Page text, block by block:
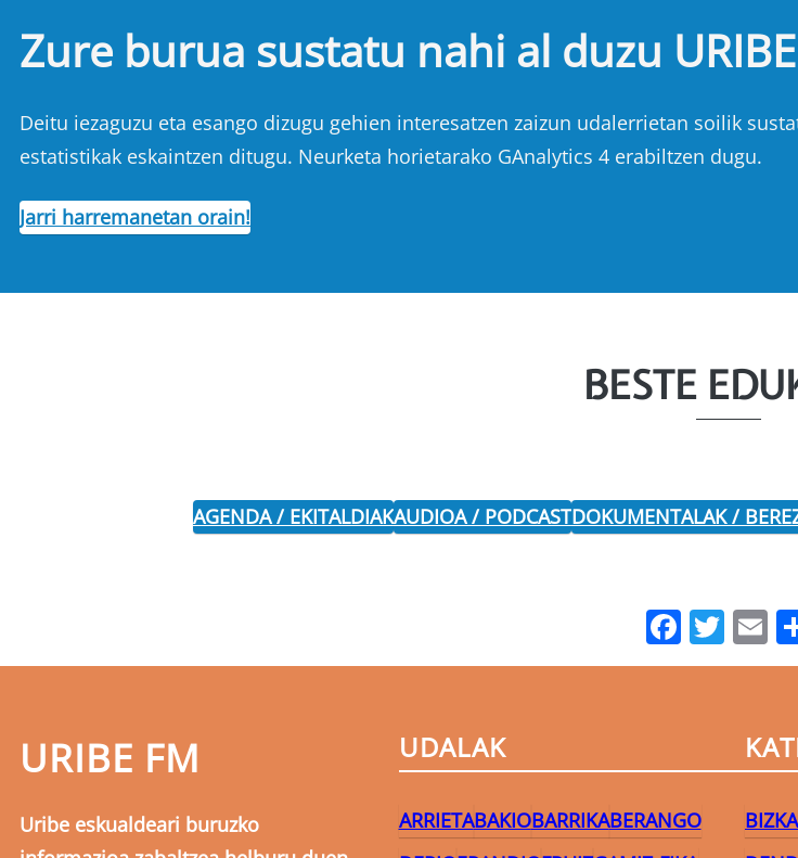
Zure burua sustatu nahi al duzu
Deitu iezaguzu eta esango dizugu gehien interesatzen zaizun udalerrietan soilik
estatistikak eskaintzen ditugu. Neurketa horietarako GAnalytics 4 erabiltzen dugu.
Jarri harremanetan orain!
BESTE
AGENDA / EKITALDIAKAUDIOA / PODCASTDOKUMENTALAK /
URIBE FM
Uribe eskualdeari buruzko
UDALAK
ARRIETABAKIOBARRIKABERANGO